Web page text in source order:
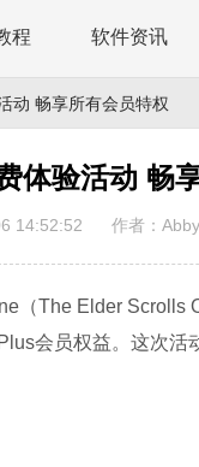
程 软件资讯
动 畅享所有会员特权
体验活动 畅
14:52:52 作者：Abby
The Elder Scrolls
会员权益。这次